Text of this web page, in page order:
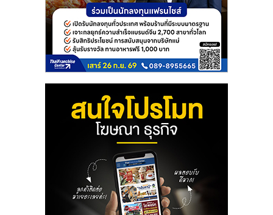
ไชส์
ขาย